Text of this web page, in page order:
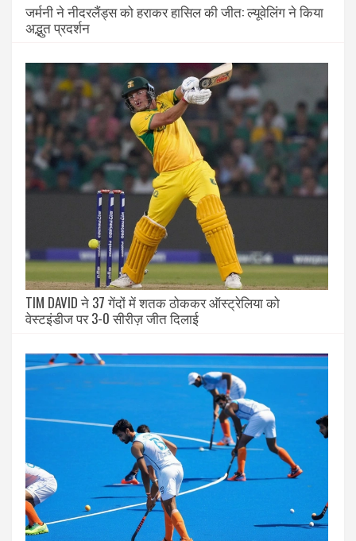
जर्मनी ने नीदरलैंड्स को हराकर हासिल की जीत: ल्यूवेलिंग ने किया
अद्भुत प्रदर्शन
TIM DAVID ने 37 गेंदों में शतक ठोककर ऑस्ट्रेलिया को
वेस्टइंडीज पर 3-0 सीरीज़ जीत दिलाई